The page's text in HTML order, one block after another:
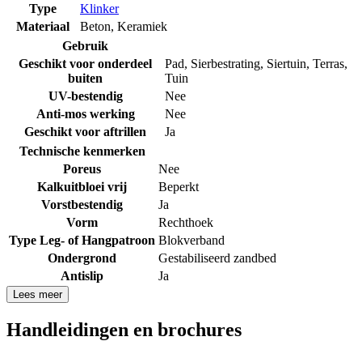
Type
Klinker
Materiaal
Beton, Keramiek
Gebruik
Geschikt voor onderdeel
buiten
Pad, Sierbestrating, Siertuin, Terras,
Tuin
UV-bestendig
Nee
Anti-mos werking
Nee
Geschikt voor aftrillen
Ja
Technische kenmerken
Poreus
Nee
Kalkuitbloei vrij
Beperkt
Vorstbestendig
Ja
Vorm
Rechthoek
Type Leg- of Hangpatroon Blokverband
Ondergrond
Gestabiliseerd zandbed
Antislip
Ja
Lees meer
Handleidingen en brochures